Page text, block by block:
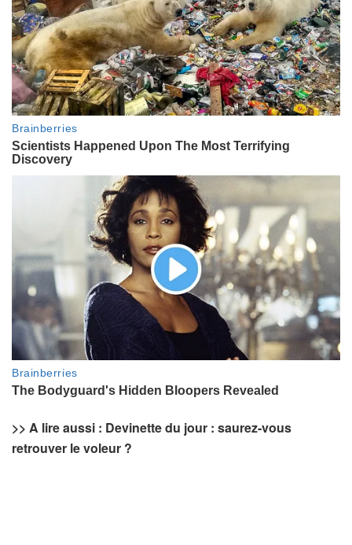
>> A lire aussi : Devinette du jour : saurez-vous
retrouver le voleur ?